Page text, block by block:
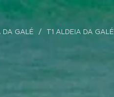
DA GALÉ T1 ALDEIA DA GALÉ